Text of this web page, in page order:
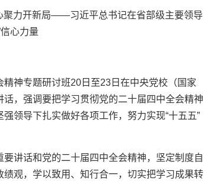
力开新局——习近平总书记在省部级主要领导
心力量
神专题研讨班20日至23日在中央党校（国家
，强调要把学习贯彻党的二十届四中全会精神
领导下扎实做好各项工作，努力实现“十五五”
讲话和党的二十届四中全会精神，坚定制度自
观，学以致用、知行合一，切实把学习成果转